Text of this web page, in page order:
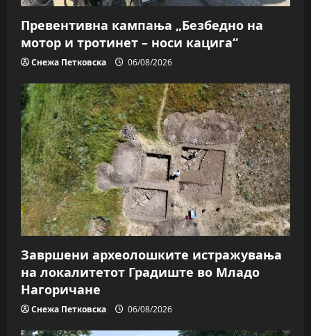
Превентивна кампања „Безбедно на
мотор и тротинет – носи кацига“
Снежа Петковска 06/08/2026
Завршени археолошките истражувања
на локалитетот Градиште во Младо
Нагоричане
Снежа Петковска 06/08/2026